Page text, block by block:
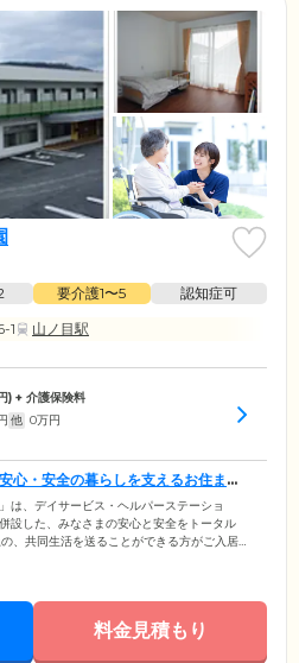
要介護1〜5
認知症可
1
山ノ目駅
) + 介護保険料
他 0万円
心・安全の暮らしを支えるお住まい
は、デイサービス・ヘルパーステーショ
設した、みなさまの安心と安全をトータル
、共同生活を送ることができる方がご入居
護に関するお悩み相談に対応。また、体調
機関と連携を行います。休日・夜間を問わ
制を整えていますので、お体に不安をお持
料金見積もり